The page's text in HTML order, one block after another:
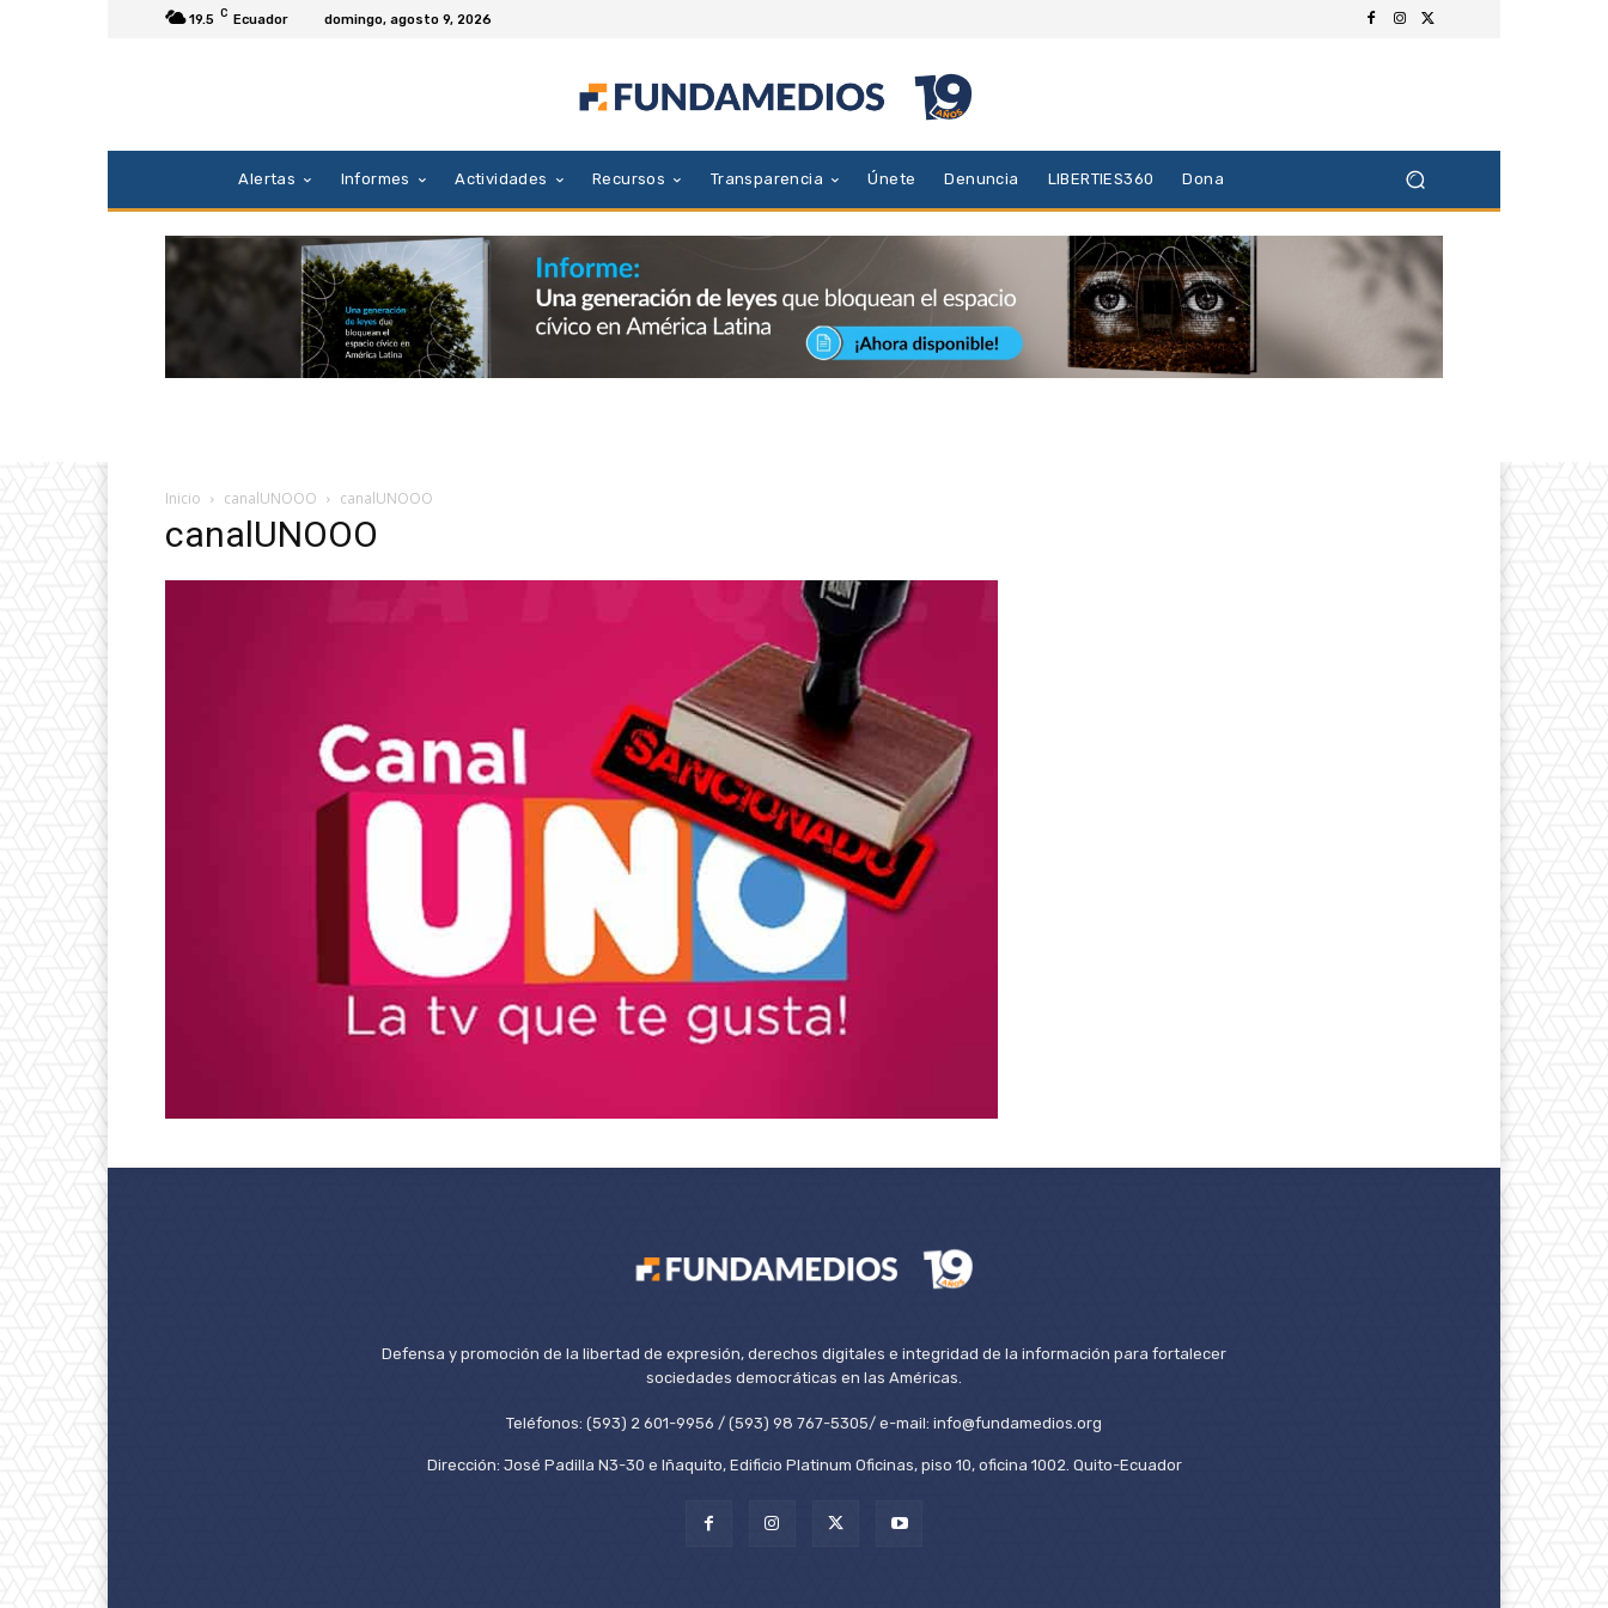
19.5 C Ecuador domingo, agosto 9, 2026
Alertas Informes Actividades Recursos Transparencia Únete Denuncia LIBERTIES360 Dona
Inicio canalUNOOO canalUNOOO
canalUNOOO
Defensa y promoción de la libertad de expresión, derechos digitales e integridad de la información para fortalecer
sociedades democráticas en las Américas.
Teléfonos: (593) 2 601-9956 / (593) 98 767-5305/ e-mail: info@fundamedios.org
Dirección: José Padilla N3-30 e Iñaquito, Edificio Platinum Oficinas, piso 10, oficina 1002. Quito-Ecuador